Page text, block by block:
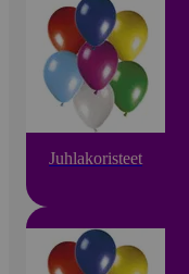
Juhlakoristeet